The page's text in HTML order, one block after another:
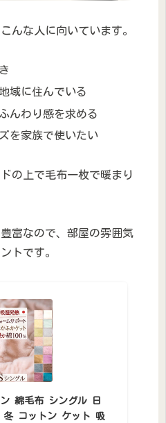
んな人に向いています。
域に住んでいる
んわり感を求める
を家族で使いたい
の上で毛布一枚で暖まり
富なので、部屋の雰囲気
トです。
綿毛布 シングル 日
コットン ケット 吸